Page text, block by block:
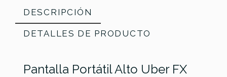
DESCRIPCIÓN
DETALLES DE PRODUCTO
Pantalla Portátil Alto Uber FX